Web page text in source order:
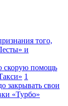
того,
и
скорую помощь
1
закрывать свои
«Турбо»